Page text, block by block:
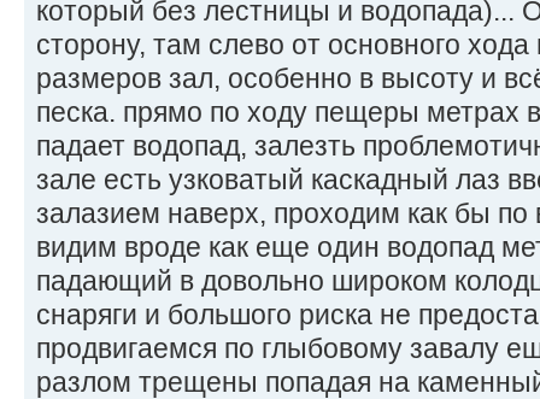
который без лестницы и водопада)...
сторону, там слево от основного
размеров зал, особенно в высоту и
песка. прямо по ходу пещеры метрах
падает водопад, залезть
зале есть узковатый каскадный лаз
залазием наверх, проходим как бы по
видим вроде как еще один водопад
падающий в довольно широком
снаряги и большого риска не
продвигаемся по глыбовому завалу
разлом трещены попадая на